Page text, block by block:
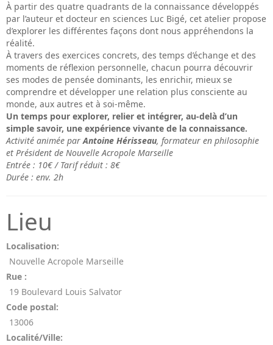
À partir des quatre quadrants de la connaissance développés
par l’auteur et docteur en sciences Luc Bigé, cet atelier propose
d’explorer les différentes façons dont nous appréhendons la
réalité.
À travers des exercices concrets, des temps d’échange et des
moments de réflexion personnelle, chacun pourra découvrir
ses modes de pensée dominants, les enrichir, mieux se
comprendre et développer une relation plus consciente au
monde, aux autres et à soi-même.
Un temps pour explorer, relier et intégrer, au-delà d’un
simple savoir, une expérience vivante de la connaissance.
Activité animée parAntoine Hérisseau, formateur en philosophie
et Président de Nouvelle Acropole Marseille
Entrée : 10€ / Tarif réduit : 8€
Durée : env. 2h
Lieu
Localisation:
Nouvelle Acropole Marseille
Rue :
19 Boulevard Louis Salvator
Code postal:
13006
Localité/Ville: